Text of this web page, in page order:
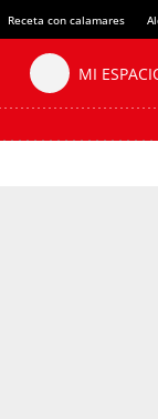
Receta con calamares